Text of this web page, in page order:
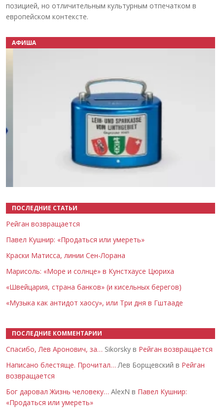
позицией, но отличительным культурным отпечатком в
европейском контексте.
АФИША
ПОСЛЕДНИЕ СТАТЬИ
Рейган возвращается
Павел Кушнир: «Продаться или умереть»
Краски Матисса, линии Сен-Лорана
Марисоль: «Море и солнце» в Кунстхаусе Цюриха
«Швейцария, страна банков» (и кисельных берегов)
«Музыка как антидот хаосу», или Три дня в Гштааде
ПОСЛЕДНИЕ КОММЕНТАРИИ
Спасибо, Лев Аронович, за… Sikorsky в Рейган возвращается
Написано блестяще. Прочитал… Лев Борщевский в Рейган
возвращается
Бог даровал Жизнь человеку… AlexN в Павел Кушнир:
«Продаться или умереть»